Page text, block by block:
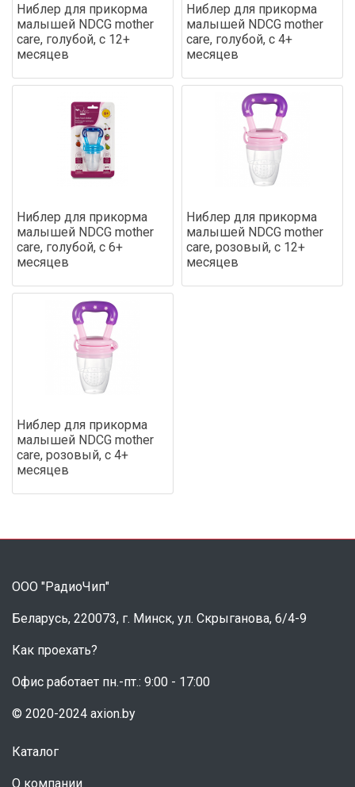
Ниблер для прикорма
малышей NDCG mother
care, голубой, с 12+
месяцев
Ниблер для прикорма
малышей NDCG mother
care, голубой, с 4+
месяцев
Ниблер для прикорма
малышей NDCG mother
care, голубой, с 6+
месяцев
Ниблер для прикорма
малышей NDCG mother
care, розовый, с 12+
месяцев
Ниблер для прикорма
малышей NDCG mother
care, розовый, с 4+
месяцев
ООО "РадиоЧип"
Беларусь, 220073, г. Минск, ул. Скрыганова, 6/4-9
Как проехать?
Офис работает пн.-пт.: 9:00 - 17:00
© 2020-2024 axion.by
Каталог
О компании